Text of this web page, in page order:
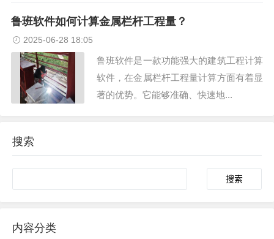
鲁班软件如何计算金属栏杆工程量？
2025-06-28 18:05
鲁班软件是一款功能强大的建筑工程计算
软件，在金属栏杆工程量计算方面有着显
著的优势。它能够准确、快速地...
搜索
内容分类